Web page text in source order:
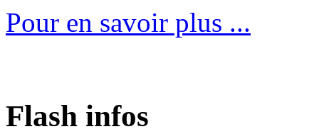
Pour en savoir plus ...
Flash infos